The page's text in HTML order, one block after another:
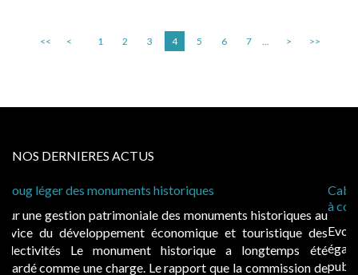
<< < 1 2 3 4 5 6 7 ... > >>
NOS DERNIERES ACTUS
Cabines de plage : le juge admet des redevances revalorisées,
Evocatrices des bains de mer, les cabanes de plage sont
également un beau sujet domanial. Installées sur le domaine
public, elles donnent lieu au paiement d’une redevance